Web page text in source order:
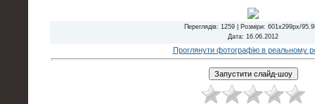
Переглядів: 1259 | Розміри: 601x299px/
Дата: 16.06.2012
Проглянути фотографію в реальному